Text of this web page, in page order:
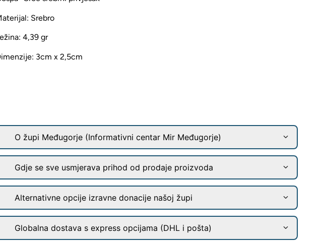
Srebro
4,39 gr
3cm x 2,5cm
O župi Međugorje (Informativni centar Mir Međugorje)
Gdje se sve usmjerava prihod od prodaje proizvoda
Alternativne opcije izravne donacije našoj župi
Globalna dostava s express opcijama (DHL i pošta)